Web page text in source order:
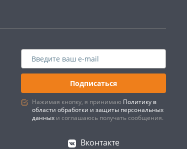
Подписаться
Нажимая кнопку, я принимаю Политику в
области обработки и защиты персональных
данных и соглашаюсь получать сообщения.
Вконтакте